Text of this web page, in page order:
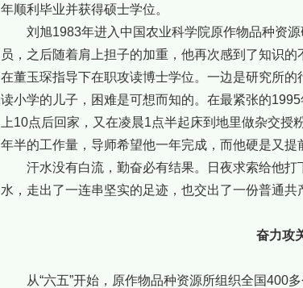
年顺利毕业并获得硕士学位。
刘旭1983年进入中国农业科学院原作物品种资
员，之后随着肩上担子的加重，他再次感到了知识
在董玉琛指导下在职攻读博士学位。一边是研究所
读小学的儿子，困难是可想而知的。在最紧张的
上10点后回家，又在凌晨1点半起床到地里做杂交
年半的工作量，导师希望他一年完成，而他硬是又
汗水没有白流，勤奋必有结果。日夜求索给他
水，走出了一连串坚实的足迹，也交出了一份普通共
奋力攻
从“六五”开始，原作物品种资源所组织全国400